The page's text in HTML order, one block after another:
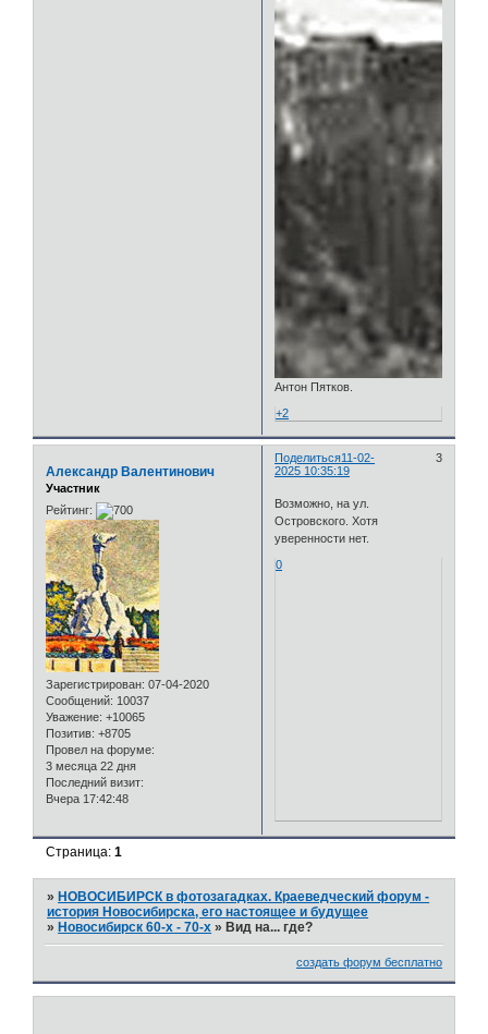
Антон Пятков.
+2
Поделиться 3
11-02-
2025 10:35:19
Александр Валентинович
Участник
Рейтинг:
Зарегистрирован: 07-04-2020
Сообщений: 10037
Уважение: +10065
Позитив: +8705
Провел на форуме:
3 месяца 22 дня
Последний визит:
Вчера 17:42:48
Возможно, на ул.
Островского. Хотя
уверенности нет.
0
Страница:1
» НОВОСИБИРСК в фотозагадках. Краеведческий форум -
история Новосибирска, его настоящее и будущее
» Новосибирск 60-х - 70-х » Вид на... где?
создать форум бесплатно